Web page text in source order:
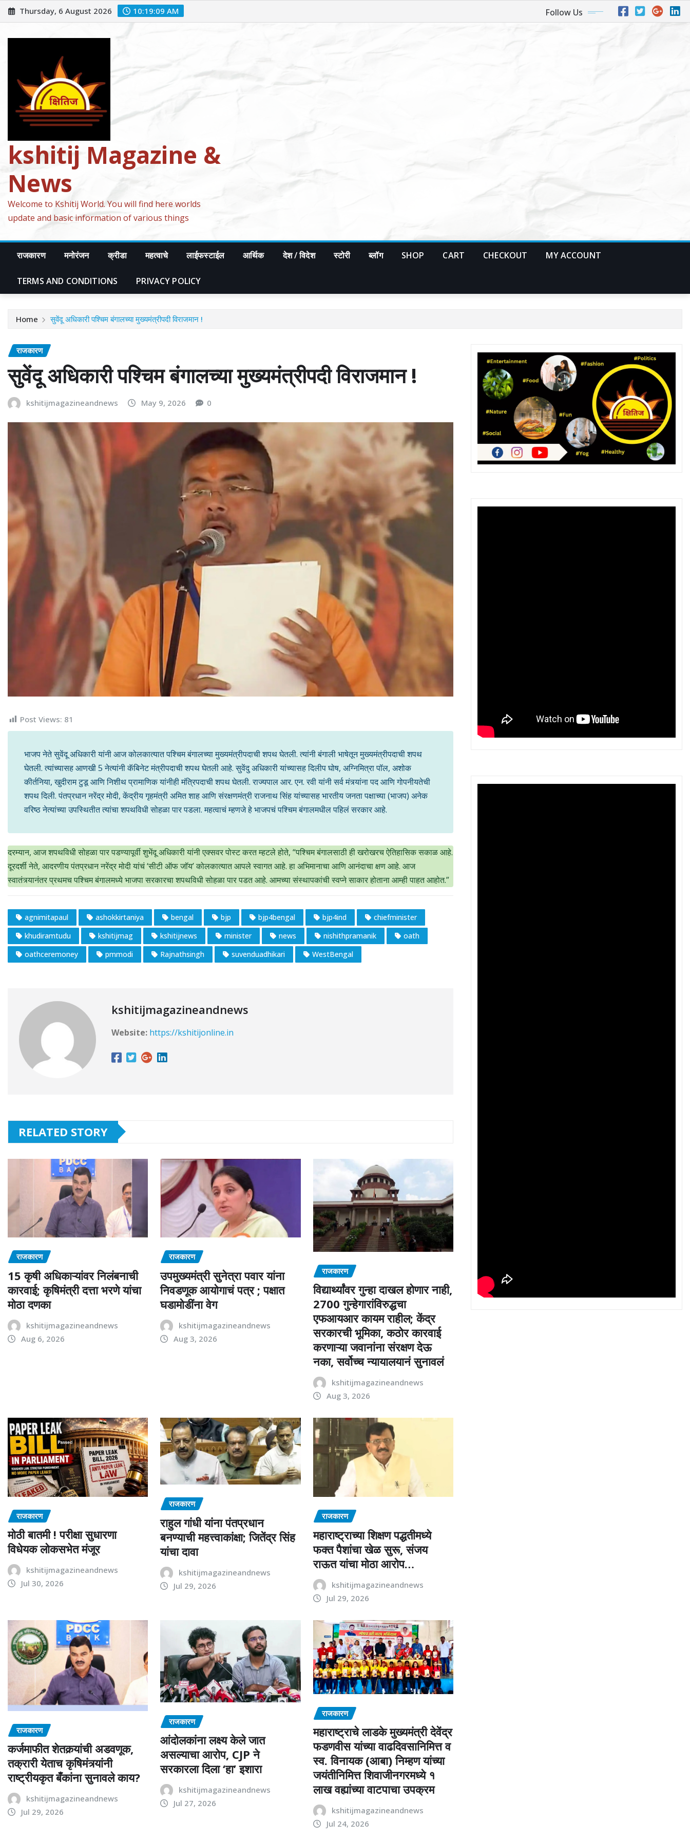
Skip
to
Thursday, 6 August 2026 10:19:11 AM Follow Us
kshitij Magazine &
News
Welcome to Kshitij World. You will find here worlds
update and basic information of various things
राजकारण मनोरंजन क्रीडा महत्वाचे लाईफस्टाईल आर्थिक देश / विदेश स्टोरी ब्लॉग SHOP CART CHECKOUT MY ACCOUNT
TERMS AND CONDITIONS PRIVACY POLICY
Home सुवेंदू अधिकारी पश्चिम बंगालच्या मुख्यमंत्रीपदी विराजमान !
राजकारण
सुवेंदू अधिकारी पश्चिम बंगालच्या मुख्यमंत्रीपदी विराजमान !
kshitijmagazineandnews May 9, 2026 0
Post Views: 81
भाजप नेते सुवेंदू अधिकारी यांनी आज कोलकात्यात पश्चिम बंगालच्या मुख्यमंत्रीपदाची शपथ घेतली. त्यांनी बंगाली भाषेतून मुख्यमंत्रीपदाची शपथ
घेतली. त्यांच्यासह आणखी 5 नेत्यांनी कॅबिनेट मंत्रीपदाची शपथ घेतली आहे. सुवेंदु अधिकारी यांच्यासह दिलीप घोष, अग्निमित्रा पॉल, अशोक
कीर्तनिया, खुदीराम टुडू आणि निशीथ प्रामाणिक यांनीही मंत्रिपदाची शपथ घेतली. राज्यपाल आर. एन. रवी यांनी सर्व मंत्र्यांना पद आणि गोपनीयतेची
शपथ दिली. पंतप्रधान नरेंद्र मोदी, केंद्रीय गृहमंत्री अमित शाह आणि संरक्षणमंत्री राजनाथ सिंह यांच्यासह भारतीय जनता पक्षाच्या (भाजप) अनेक
वरिष्ठ नेत्यांच्या उपस्थितीत त्यांचा शपथविधी सोहळा पार पडला. महत्वाचं म्हणजे हे भाजपचं पश्चिम बंगालमधील पहिलं सरकार आहे.
दरम्यान, आज शपथविधी सोहळा पार पडण्यापूर्वी शुभेंदू अधिकारी यांनी एक्सवर पोस्ट करत म्हटले होते, “पश्चिम बंगालसाठी ही खरोखरच ऐतिहासिक सकाळ आहे.
दूरदर्शी नेते, आदरणीय पंतप्रधान नरेंद्र मोदी यांचं ‘सीटी ऑफ जॉय’ कोलकात्यात आपले स्वागत आहे. हा अभिमानाचा आणि आनंदाचा क्षण आहे. आज
स्वातंत्र्यानंतर प्रथमच पश्चिम बंगालमध्ये भाजपा सरकारचा शपथविधी सोहळा पार पडत आहे. आमच्या संस्थापकांची स्वप्ने साकार होताना आम्ही पाहत आहोत.”
agnimitapaul ashokkirtaniya bengal bjp bjp4bengal bjp4ind
chiefminister
khudiramtudu
kshitijmag kshitijnews minister news nishithpramanik
oath
oathceremoney
pmmodi Rajnathsingh suvenduadhikari WestBengal
kshitijmagazineandnews
Website: https://kshitijonline.in
RELATED STORY
राजकारण
15 कृषी अधिकाऱ्यांवर निलंबनाची
कारवाई; कृषिमंत्री दत्ता भरणे यांचा
मोठा दणका
kshitijmagazineandnews
Aug 6, 2026
राजकारण
उपमुख्यमंत्री सुनेत्रा पवार यांना
निवडणूक आयोगाचं पत्र ; पक्षात
घडामोडींना वेग
kshitijmagazineandnews
Aug 3, 2026
राजकारण
विद्यार्थ्यांवर गुन्हा दाखल होणार नाही,
2700 गुन्हेगारांविरुद्धचा
एफआयआर कायम राहील; केंद्र
सरकारची भूमिका, कठोर कारवाई
करणाऱ्या जवानांना संरक्षण देऊ
नका, सर्वोच्च न्यायालयानं सुनावलं
kshitijmagazineandnews
Aug 3, 2026
राजकारण
मोठी बातमी ! परीक्षा सुधारणा
विधेयक लोकसभेत मंजूर
kshitijmagazineandnews
Jul 30, 2026
राजकारण
राहुल गांधी यांना पंतप्रधान
बनण्याची महत्त्वाकांक्षा; जितेंद्र सिंह
यांचा दावा
kshitijmagazineandnews
Jul 29, 2026
राजकारण
महाराष्ट्राच्या शिक्षण पद्धतीमध्ये
फक्त पैशांचा खेळ सुरू, संजय
राऊत यांचा मोठा आरोप…
kshitijmagazineandnews
Jul 29, 2026
राजकारण
कर्जमाफीत शेतकर्‍यांची अडवणूक,
तक्रारी येताच कृषिमंत्र्यांनी
राष्ट्रीयकृत बँकांना सुनावले काय?
kshitijmagazineandnews
Jul 29, 2026
राजकारण
आंदोलकांना लक्ष्य केले जात
असल्याचा आरोप, CJP ने
सरकारला दिला ‘हा’ इशारा
kshitijmagazineandnews
Jul 27, 2026
राजकारण
महाराष्ट्राचे लाडके मुख्यमंत्री देवेंद्र
फडणवीस यांच्या वाढदिवसानिमित्त व
स्व. विनायक (आबा) निम्हण यांच्या
जयंतीनिमित्त शिवाजीनगरमध्ये १
लाख वह्यांच्या वाटपाचा उपक्रम
kshitijmagazineandnews
Jul 24, 2026